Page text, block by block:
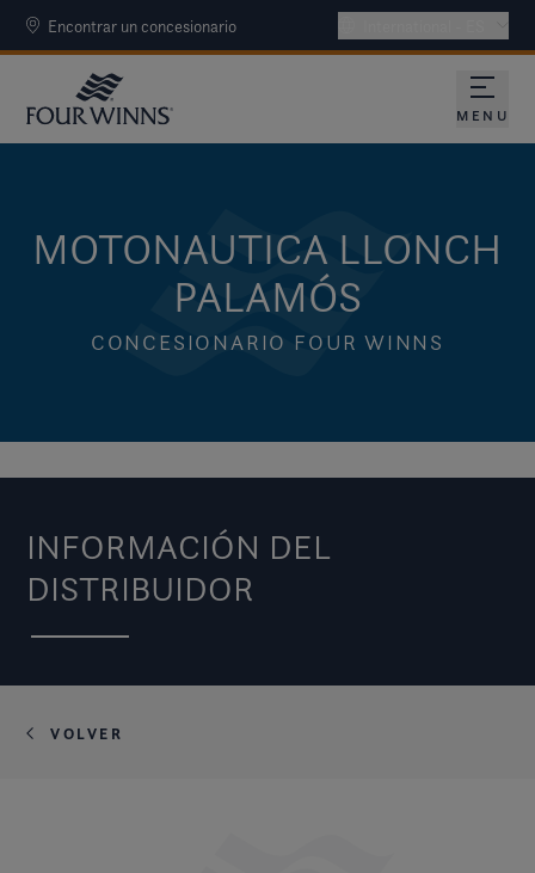
Encontrar un concesionario
MENU
MOTONAUTICA LLONCH
PALAMÓS
CONCESIONARIO FOUR WINNS
INFORMACIÓN DEL
DISTRIBUIDOR
VOLVER